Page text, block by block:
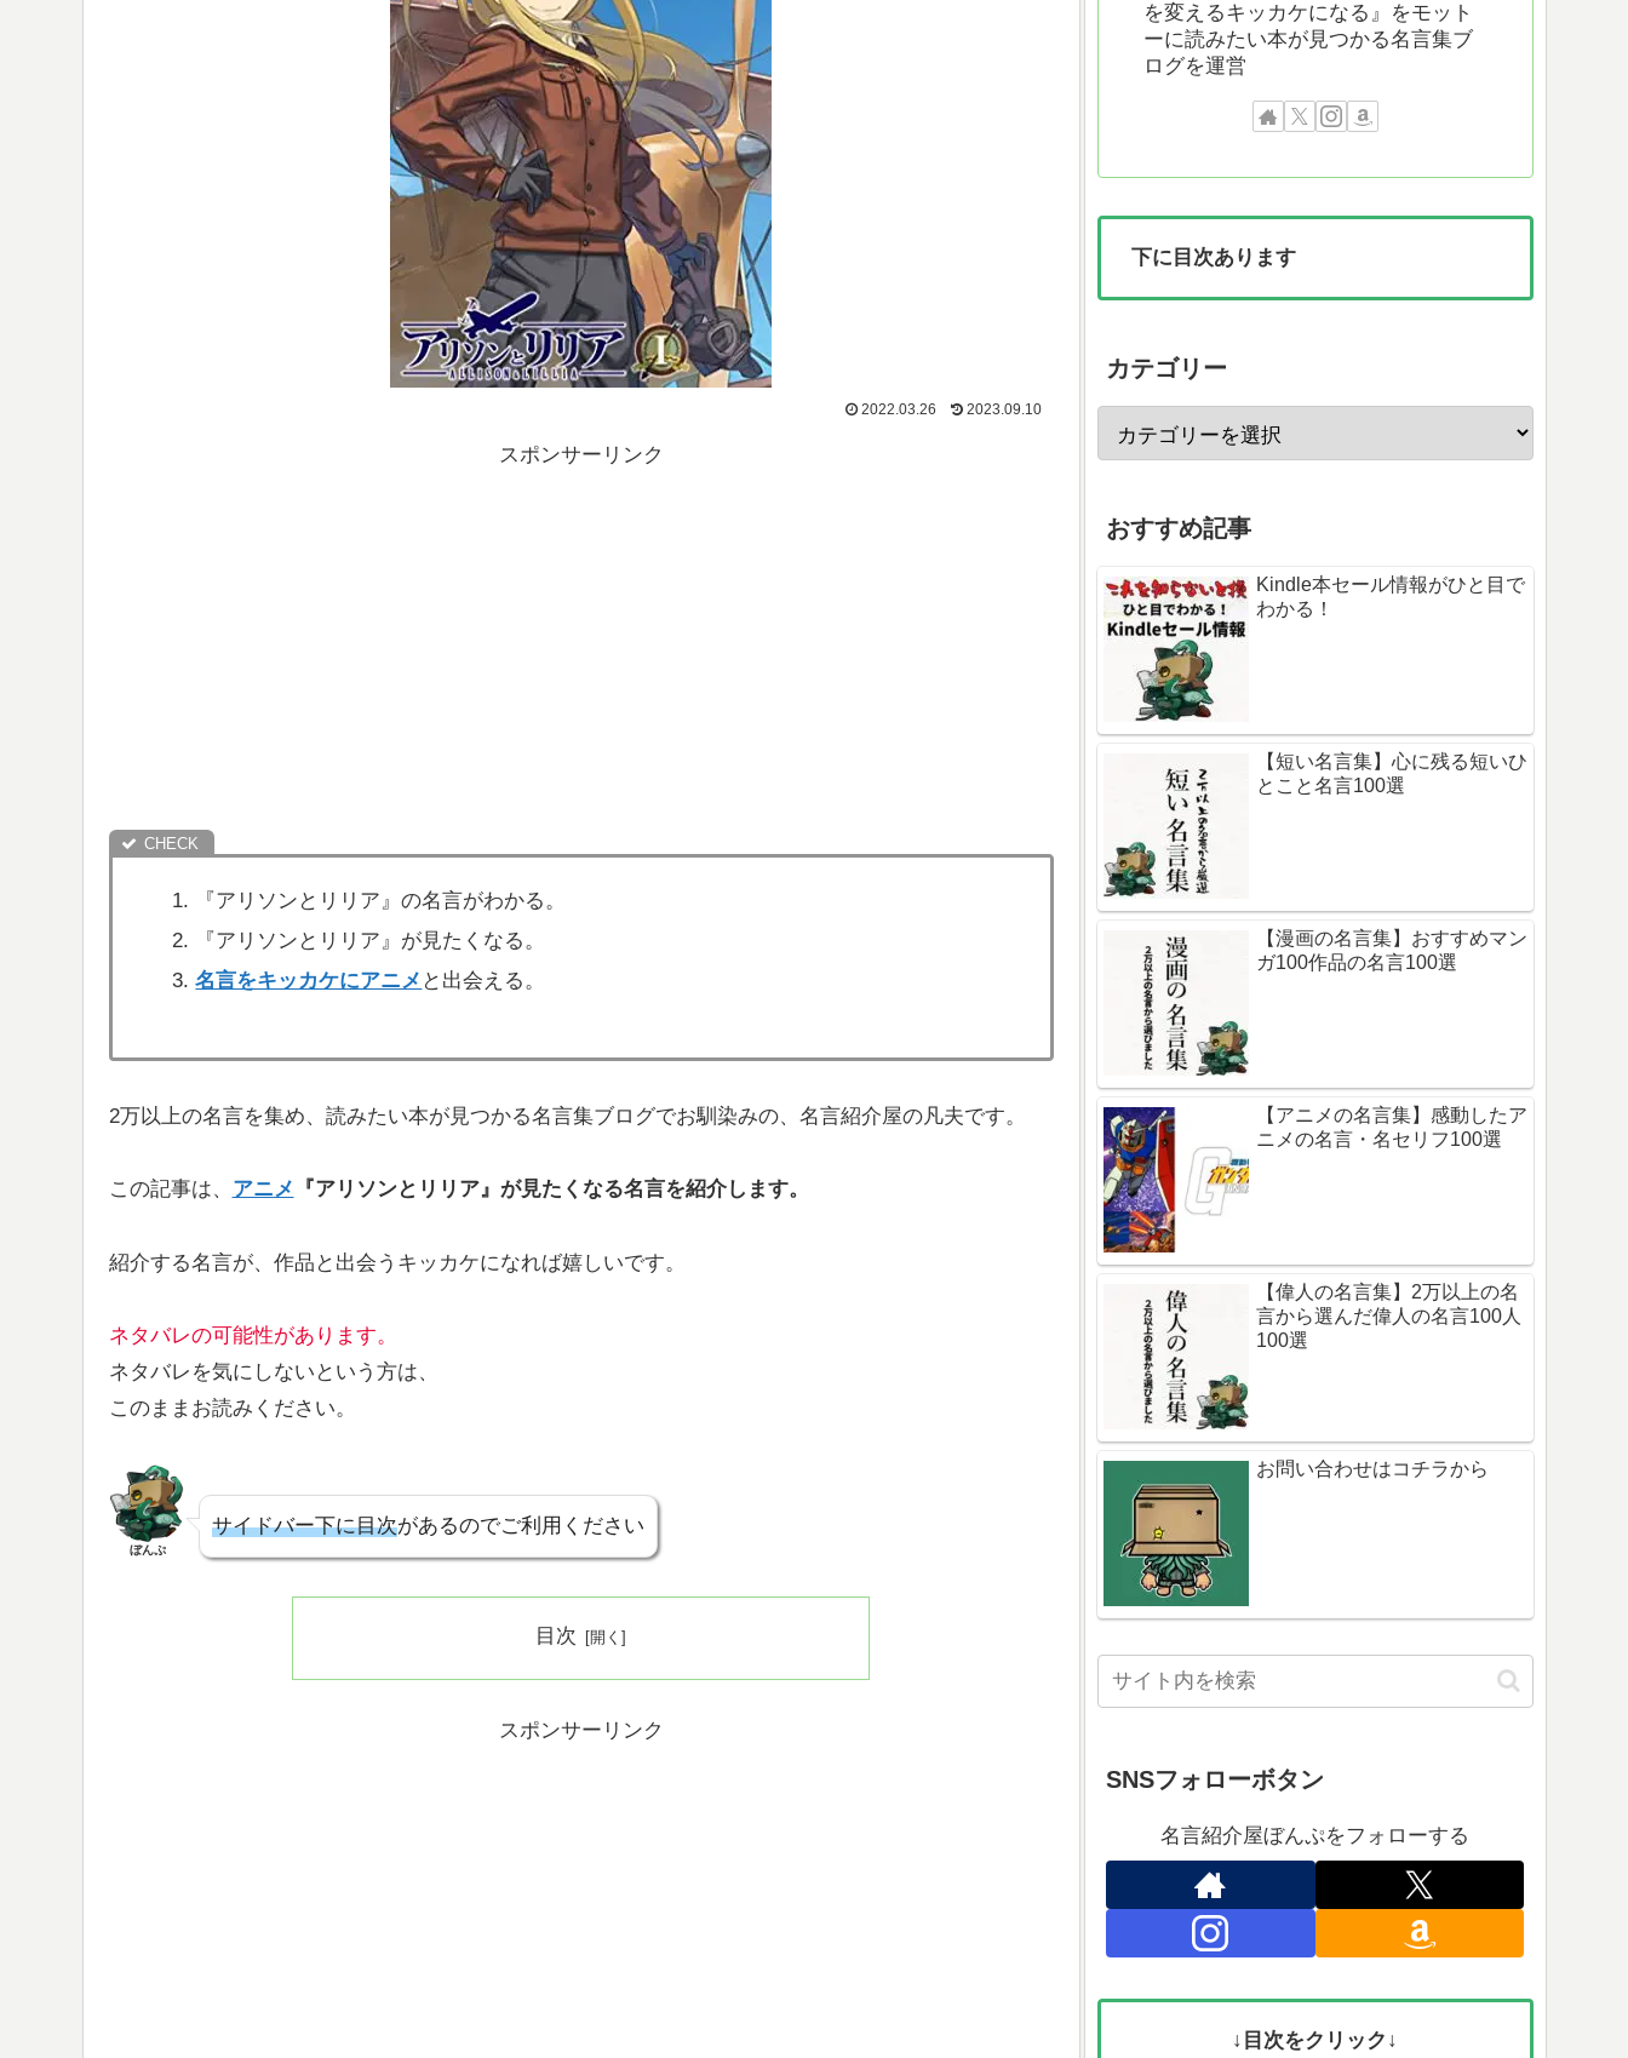
2022.03.26 2023.09.10
スポンサーリンク
『アリソンとリリア』の名言がわかる。
『アリソンとリリア』が見たくなる。
名言をキッカケにアニメ と出会える。
2万以上の名言を集め、読みたい本が見つかる名言集ブログでお馴染みの、名言紹介屋の凡夫です。
この記事は、 アニメ 『アリソンとリリア』が見たくなる名言を紹介します。
紹介する名言が、作品と出会うキッカケになれば嬉しいです。
ネタバレの可能性があります。
ネタバレを気にしないという方は、
このままお読みください。
ぼんぷ
サイドバー下に目次があるのでご利用ください
目次
スポンサーリンク
を変えるキッカケになる』をモット
ーに読みたい本が見つかる名言集ブ
ログを運営
下に目次あります
カテゴリー
おすすめ記事
Kindle本セール情報がひと目で
わかる！
【短い名言集】心に残る短いひ
とこと名言100選
【漫画の名言集】おすすめマン
ガ100作品の名言100選
【アニメの名言集】感動したア
ニメの名言・名セリフ100選
【偉人の名言集】2万以上の名
言から選んだ偉人の名言100人
100選
お問い合わせはコチラから
SNSフォローボタン
名言紹介屋ぼんぷをフォローする
↓目次をクリック↓